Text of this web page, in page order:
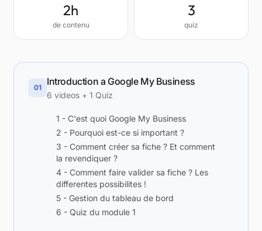
2h
de contenu
3
quiz
01
Introduction a Google My Business
6 videos + 1 Quiz
1 - C'est quoi Google My Business
2 - Pourquoi est-ce si important ?
3 - Comment créer sa fiche ? Et comment
la revendiquer ?
4 - Comment faire valider sa fiche ? Les
differentes possibilites !
5 - Gestion du tableau de bord
6 - Quiz du module 1